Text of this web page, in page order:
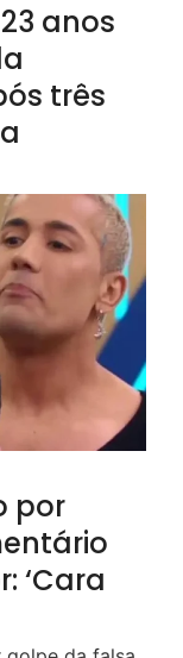
anos
três
por
‘Cara